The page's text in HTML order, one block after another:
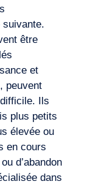
suivante.
être
et
peuvent
Ils
plus petits
élevée ou
en cours
d’abandon
dans